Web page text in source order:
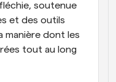
soutenue
et des outils
manière dont les
tout au long